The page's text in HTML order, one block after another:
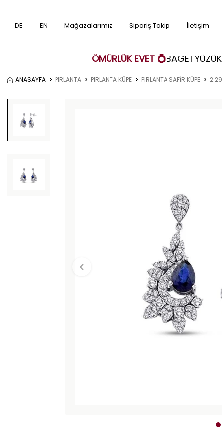
DE EN Mağazalarımız Sipariş Takip İletişim
ÖMÜRLÜK EVET 💍BAGETYÜZÜK
ANASAYFA PIRLANTA PIRLANTA KÜPE PIRLANTA SAFİR KÜPE